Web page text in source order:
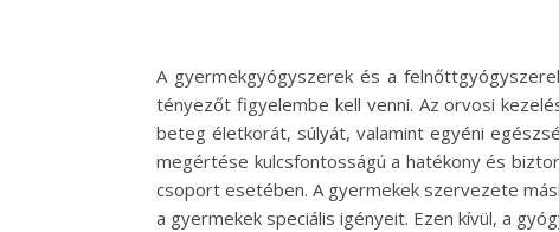
A gyermekgyógyszerek és a
tényezőt figyelembe kell venni. Az orvosi
beteg életkorát, súlyát, valamint egyéni
megértése kulcsfontosságú a hatékony és
csoport esetében. A gyermekek szervezete
a gyermekek speciális igényeit. Ezen kívül, a